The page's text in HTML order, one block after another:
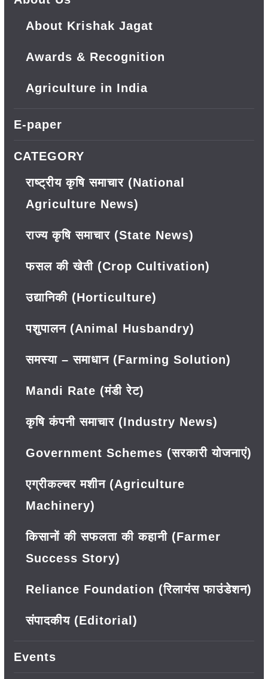
About Krishak Jagat
Awards & Recognition
Agriculture in India
E-paper
CATEGORY
राष्ट्रीय कृषि समाचार (National
Agriculture News)
राज्य कृषि समाचार (State News)
फसल की खेती (Crop Cultivation)
उद्यानिकी (Horticulture)
पशुपालन (Animal Husbandry)
समस्या – समाधान (Farming Solution)
Mandi Rate (मंडी रेट)
कृषि कंपनी समाचार (Industry News)
Government Schemes (सरकारी योजनाएं)
एग्रीकल्चर मशीन (Agriculture
Machinery)
किसानों की सफलता की कहानी (Farmer
Success Story)
Reliance Foundation (रिलायंस फाउंडेशन)
संपादकीय (Editorial)
Events